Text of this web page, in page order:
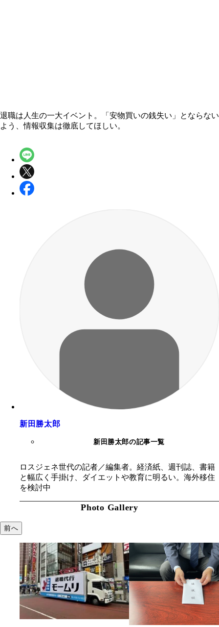
退職は人生の一大イベント。「安物買いの銭失い」とならない
よう、情報収集は徹底してほしい。
新田勝太郎
新田勝太郎の記事一覧
ロスジェネ世代の記者／編集者。経済紙、週刊誌、書籍
と幅広く手掛け、ダイエットや教育に明るい。海外移住
を検討中
Photo Gallery
前へ